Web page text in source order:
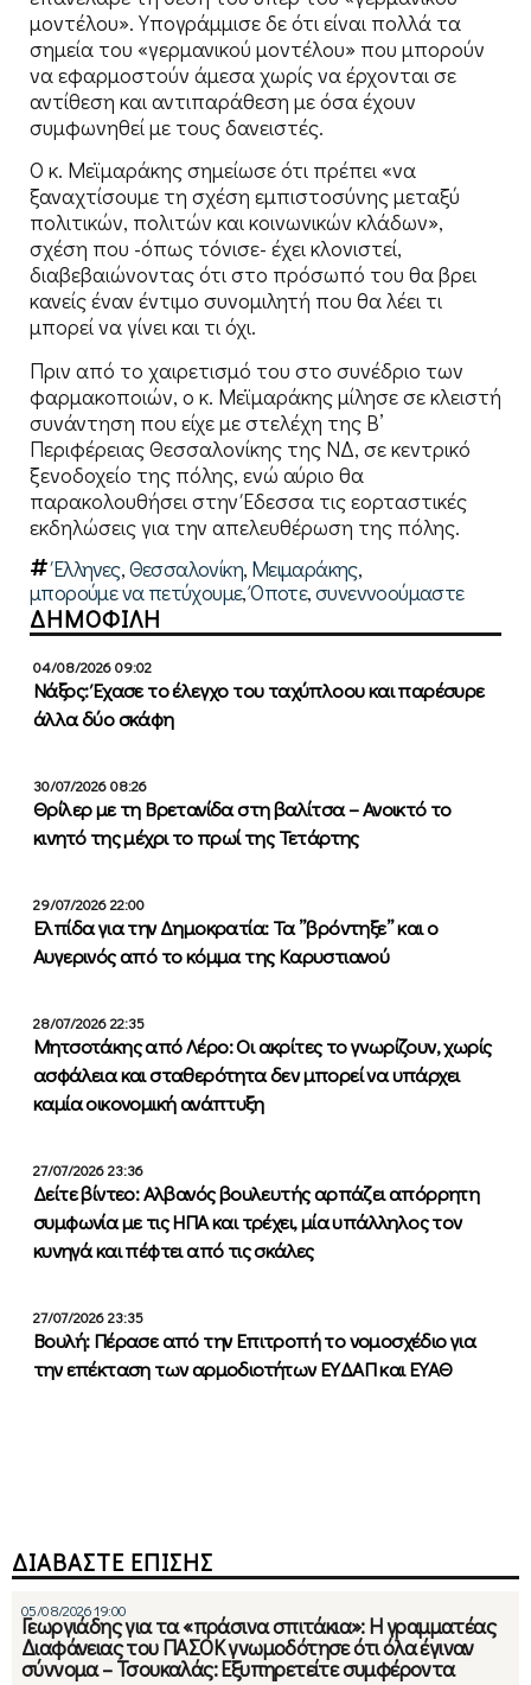
μοντέλου». Υπογράμμισε δε ότι είναι πολλά τα
σημεία του «γερμανικού μοντέλου» που μπορούν
να εφαρμοστούν άμεσα χωρίς να έρχονται σε
αντίθεση και αντιπαράθεση με όσα έχουν
συμφωνηθεί με τους δανειστές.
Ο κ. Μεϊμαράκης σημείωσε ότι πρέπει «να
ξαναχτίσουμε τη σχέση εμπιστοσύνης μεταξύ
πολιτικών, πολιτών και κοινωνικών κλάδων»,
σχέση που -όπως τόνισε- έχει κλονιστεί,
διαβεβαιώνοντας ότι στο πρόσωπό του θα βρει
κανείς έναν έντιμο συνομιλητή που θα λέει τι
μπορεί να γίνει και τι όχι.
Πριν από το χαιρετισμό του στο συνέδριο των
φαρμακοποιών, ο κ. Μεϊμαράκης μίλησε σε κλειστή
συνάντηση που είχε με στελέχη της Β’
Περιφέρειας Θεσσαλονίκης της ΝΔ, σε κεντρικό
ξενοδοχείο της πόλης, ενώ αύριο θα
παρακολουθήσει στην Έδεσσα τις εορταστικές
εκδηλώσεις για την απελευθέρωση της πόλης.
Έλληνες,Θεσσαλονίκη, Μειμαράκης,
μπορούμε να πετύχουμε,Όποτε,συνεννοούμαστε
ΔΗΜΟΦΙΛΗ
04/08/2026 09:02
Νάξος: Έχασε το έλεγχο του ταχύπλοου και παρέσυρε
άλλα δύο σκάφη
30/07/2026 08:26
Θρίλερ με τη Βρετανίδα στη βαλίτσα – Ανοικτό το
κινητό της μέχρι το πρωί της Τετάρτης
29/07/2026 22:00
Ελπίδα για την Δημοκρατία: Τα ”βρόντηξε” και ο
Αυγερινός από το κόμμα της Καρυστιανού
28/07/2026 22:35
Μητσοτάκης από Λέρο: Οι ακρίτες το γνωρίζουν, χωρίς
ασφάλεια και σταθερότητα δεν μπορεί να υπάρχει
καμία οικονομική ανάπτυξη
27/07/2026 23:36
Δείτε βίντεο: Αλβανός βουλευτής αρπάζει απόρρητη
συμφωνία με τις ΗΠΑ και τρέχει, μία υπάλληλος τον
κυνηγά και πέφτει από τις σκάλες
27/07/2026 23:35
Βουλή: Πέρασε από την Επιτροπή το νομοσχέδιο για
την επέκταση των αρμοδιοτήτων ΕΥΔΑΠ και ΕΥΑΘ
ΔΙΑΒΑΣΤΕ ΕΠΙΣΗΣ
05/08/2026 19:00
Γεωργιάδης για τα «πράσινα σπιτάκια»: Η γραμματέας
Διαφάνειας του ΠΑΣΟΚ γνωμοδότησε ότι όλα έγιναν
σύννομα – Τσουκαλάς: Εξυπηρετείτε συμφέροντα